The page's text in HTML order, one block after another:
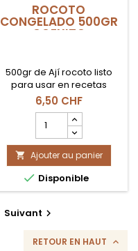
ROCOTO
CONGELADO 500GR
COEXITO
500gr de Ají rocoto listo
para usar en recetas
picantes.
6,50 CHF
quantité
du
produit
ROCOTO
CONGELADO
500gr
 Ajouter au panier
 Disponible
Suivant 
RETOUR EN HAUT 